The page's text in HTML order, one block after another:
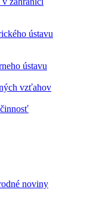
ústavu
ústavu
vzťahov
noviny